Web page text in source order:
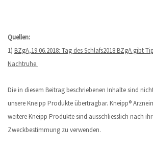
Quellen:
1) BZgA,19.06.2018: Tag des Schlafs2018:BZgA gibt
Nachtruhe.
Die in diesem Beitrag beschriebenen Inhalte sind
unsere Kneipp Produkte übertragbar. Kneipp®
weitere Kneipp Produkte sind ausschliesslich nach
Zweckbestimmung zu verwenden.